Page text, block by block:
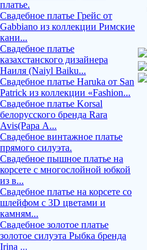
платье.
Свадебное платье Грейс от
Gabbiano из коллекции Римские
кани...
Свадебное платье
казахстанского дизайнера
Наиля (Naiyl Baiku...
Свадебное платье Haruka от San
Patrick из коллекции «Fashion...
Свадебное платье Korsal
белорусского бренда Rara
Avis(Рара А...
Свадебное винтажное платье
прямого силуэта.
Свадебное пышное платье на
корсете с многослойной юбкой
из в...
Свадебное платье на корсете со
шлейфом с 3D цветами и
камням...
Свадебное золотое платье
золотое силуэта Рыбка бренда
Irina ...